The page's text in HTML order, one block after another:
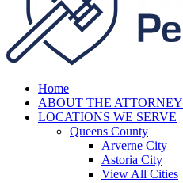
Home
ABOUT THE ATTORNEY
LOCATIONS WE SERVE
Queens County
Arverne City
Astoria City
View All Cities